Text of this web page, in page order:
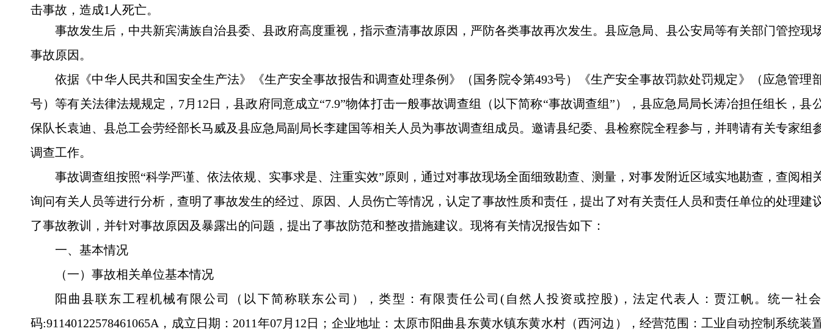
击事故，造成1人死亡。
事故发生后，中共新宾满族自治县委、县政府高度重视，指示查清事故原因，严防各类事故再次发生。县应急局、县公安局等有关部门管控现
事故原因。
依据《中华人民共和国安全生产法》《生产安全事故报告和调查处理条例》（国务院令第493号）
《生产安全事故罚款处罚规定》 （应急管理
号）等有关法律法规规定，7月12日，县政府同意成立“7.9”物体打击一般事故调查组 （以下简称“事故调查组”）
，县应急局局长涛冶担任组长，县
保队长袁迪、县总工会劳经部长马威及县应急局副局长李建国等相关人员为事故调查组成员。邀请县纪委、县检察院全程参与，并聘请有关专家组
调查工作。
事故调查组按照“科学严谨、依法依规、实事求是、注重实效”原则，通过对事故现场全面细致勘查、测量，对事发附近区域实地勘查，查阅相
询问有关人员等进行分析，查明了事故发生的经过、原因、人员伤亡等情况，认定了事故性质和责任，提出了对有关责任人员和责任单位的处理建
了事故教训，并针对事故原因及暴露出的问题，提出了事故防范和整改措施建议。现将有关情况报告如下：
一、基本情况
（一）事故相关单位基本情况
阳曲县联东工程机械有限公司（以下简称联东公司），类型：有限责任公司(自然人投资或控股)，法定代表人：贾江帆。统一社
码:91140122578461065A，成立日期：2011年07月12日；企业地址：太原市阳曲县东黄水镇东黄水村（西河边），经营范围：工业自动控制系统装